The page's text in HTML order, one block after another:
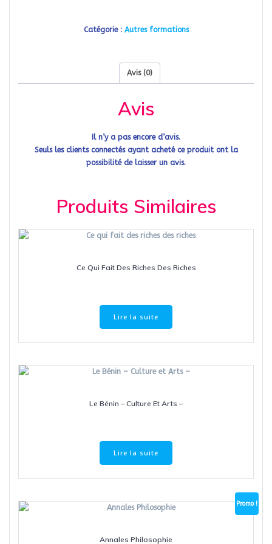
des
Catégorie : Autres formations
Avis (0)
Avis
Il n’y a pas encore d’avis.
Seuls les clients connectés ayant acheté ce produit ont la
possibilité de laisser un avis.
Produits Similaires
Ce Qui Fait Des Riches Des Riches
Lire la suite
Le Bénin – Culture Et Arts –
Lire la suite
Promo !
Annales Philosophie